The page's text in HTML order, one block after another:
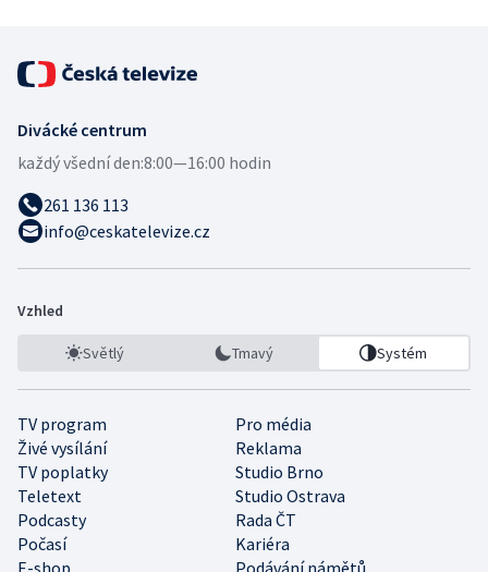
Divácké centrum
každý všední den:8:00—16:00 hodin
261 136 113
info@ceskatelevize.cz
Vzhled
Světlý Tmavý Systém
TV program
Pro média
Živé vysílání
Reklama
TV poplatky
Studio Brno
Teletext
Studio Ostrava
Podcasty
Rada ČT
Počasí
Kariéra
E-shop
Podávání námětů